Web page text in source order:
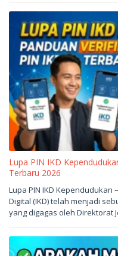
Lupa PIN IKD
Terbaru 2026
Mei
23,
2026
oleh
sukantengah
Lupa PIN IKD
Digital (IKD) telah menjadi
yang digagas oleh Direktorat